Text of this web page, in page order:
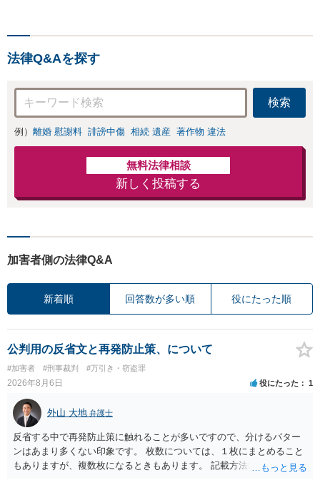
法律Q&Aを探す
検索
例） 離婚 慰謝料 誹謗中傷 相続 遺産 著作物 違法
無料法律相談
新しく投稿する
加害者側の法律Q&A
新着順 回答数が多い順 役にたった順
公判用の反省文と再発防止策、について
#加害者 #刑事裁判 #万引き・窃盗罪
2026年8月6日 役にたった 1
外山 大地 弁護士
反省する中で再発防止策に触れることが多いですので、分けるパター
ンはあまり多くない印象です。 枚数については、１枚にまとめること
もありますが、複数枚になるときもあります。 記載方法については、